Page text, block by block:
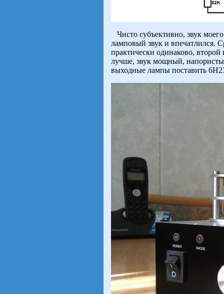
Чисто субъективно, звук
ламповый звук и впечатлился.
практически одинаково,
лучше, звук мощный,
выходные лампы поставить